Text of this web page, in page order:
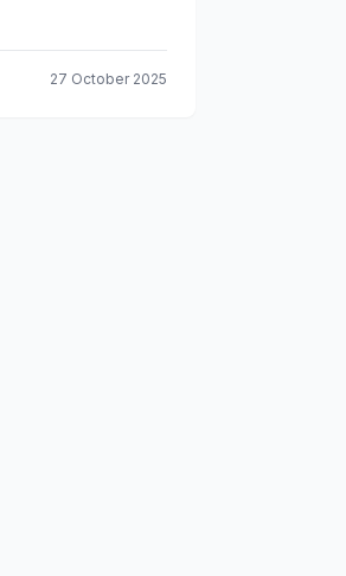
27 October 2025